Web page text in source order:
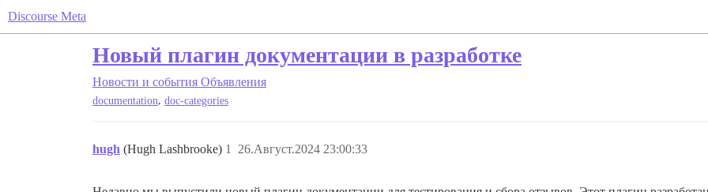
Discourse Meta
Новый плагин документации в разработке
Новости и события Объявления
documentation, doc-categories
hugh (Hugh Lashbrooke) 26.Август.2024 23:00:33
1